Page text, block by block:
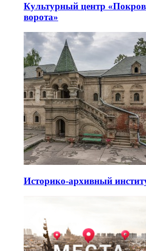
Культурный центр
ворота»
Историко-архивный